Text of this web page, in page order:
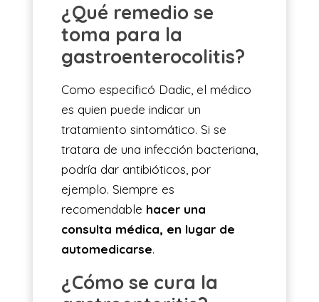
¿Qué remedio se
toma para la
gastroenterocolitis?
Como especificó Dadic, el médico
es quien puede indicar un
tratamiento sintomático. Si se
tratara de una infección bacteriana,
podría dar antibióticos, por
ejemplo. Siempre es
recomendable hacer una
consulta médica, en lugar de
automedicarse.
¿Cómo se cura la